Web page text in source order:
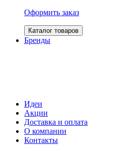
Оформить заказ
Каталог товаров
Бренды
Идеи
Акции
Доставка и оплата
О компании
Контакты